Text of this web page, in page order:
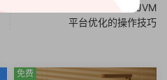
Java虚拟机的原理与诊断，JVM
平台优化的操作技巧
免费